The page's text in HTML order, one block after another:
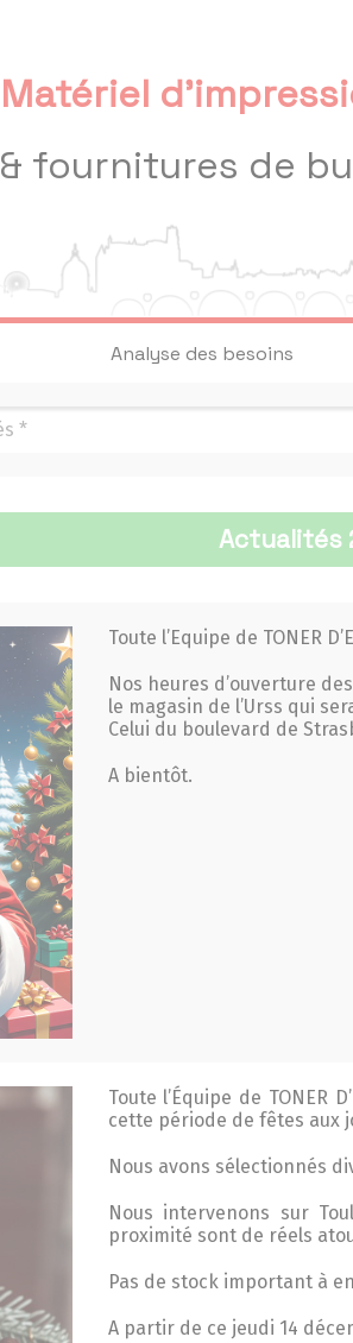
Matériel
& fournitures de
Analyse des besoins
Actualités
Toute l’Equipe de TONER
Nos heures d’ouverture
le magasin de l’Urss qui
Celui du boulevard de
A bientôt.
Toute l’Équipe de
cette période de fêtes aux
Nous avons sélectionnés
Nous intervenons sur
proximité sont de réels
Pas de stock important à
A partir de ce jeudi 14